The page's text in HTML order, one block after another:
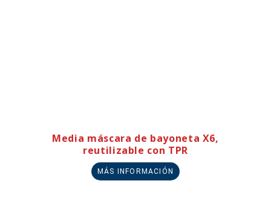
Media máscara de bayoneta X6,
reutilizable con TPR
MÁS INFORMACIÓN